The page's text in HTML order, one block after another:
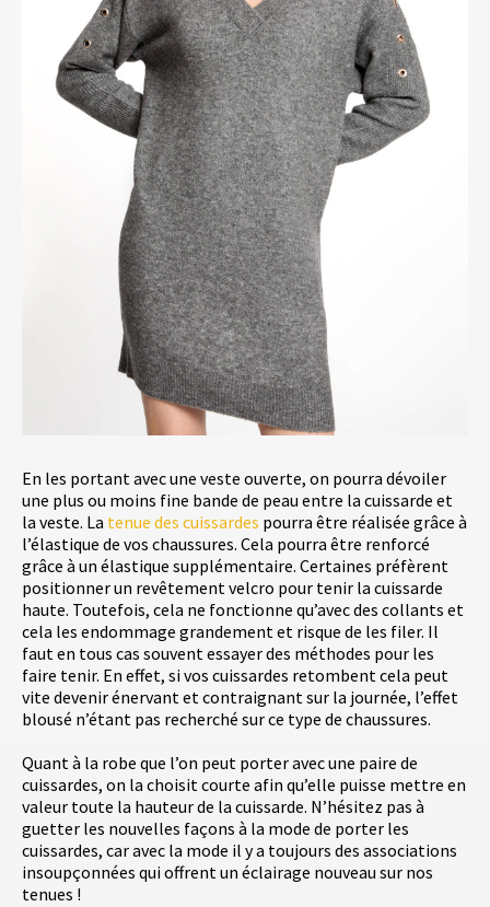
En les portant avec une veste ouverte, on pourra dévoiler
une plus ou moins fine bande de peau entre la cuissarde et
la veste. La tenue des cuissardes pourra être réalisée grâce à
l’élastique de vos chaussures. Cela pourra être renforcé
grâce à un élastique supplémentaire. Certaines préfèrent
positionner un revêtement velcro pour tenir la cuissarde
haute. Toutefois, cela ne fonctionne qu’avec des collants et
cela les endommage grandement et risque de les filer. Il
faut en tous cas souvent essayer des méthodes pour les
faire tenir. En effet, si vos cuissardes retombent cela peut
vite devenir énervant et contraignant sur la journée, l’effet
blousé n’étant pas recherché sur ce type de chaussures.
Quant à la robe que l’on peut porter avec une paire de
cuissardes, on la choisit courte afin qu’elle puisse mettre en
valeur toute la hauteur de la cuissarde. N’hésitez pas à
guetter les nouvelles façons à la mode de porter les
cuissardes, car avec la mode il y a toujours des associations
insoupçonnées qui offrent un éclairage nouveau sur nos
tenues !